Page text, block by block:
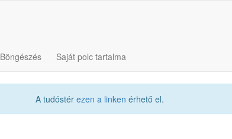
Böngészés Saját polc tartalma
A tudóstér ezen a linken érhető el.